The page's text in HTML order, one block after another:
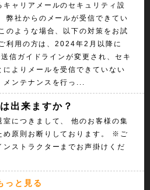
ャリアメールのセキュリティ設
弊社からのメールが受信できてい
のような場合、以下の対策をお試
利用の方は、2024年2月以降に
信ガイドラインが変更され、セキ
よりメールを受信できていない
メンテナンスを行っ...
出来ますか？
室につきまして、 他のお客様の集
め原則お断りしております。 ※ご
ストラクターまでお声掛けくだ
っと見る